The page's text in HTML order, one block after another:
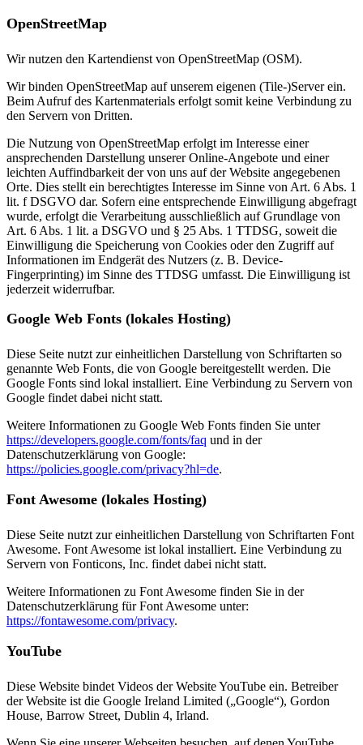
OpenStreetMap
Wir nutzen den Kartendienst von OpenStreetMap (OSM).
Wir binden OpenStreetMap auf unserem eigenen (Tile-)Server ein.
Beim Aufruf des Kartenmaterials erfolgt somit keine Verbindung zu
den Servern von Dritten.
Die Nutzung von OpenStreetMap erfolgt im Interesse einer
ansprechenden Darstellung unserer Online-Angebote und einer
leichten Auffindbarkeit der von uns auf der Website angegebenen
Orte. Dies stellt ein berechtigtes Interesse im Sinne von Art. 6 Abs. 1
lit. f DSGVO dar. Sofern eine entsprechende Einwilligung abgefragt
wurde, erfolgt die Verarbeitung ausschließlich auf Grundlage von
Art. 6 Abs. 1 lit. a DSGVO und § 25 Abs. 1 TTDSG, soweit die
Einwilligung die Speicherung von Cookies oder den Zugriff auf
Informationen im Endgerät des Nutzers (z. B. Device-
Fingerprinting) im Sinne des TTDSG umfasst. Die Einwilligung ist
jederzeit widerrufbar.
Google Web Fonts (lokales Hosting)
Diese Seite nutzt zur einheitlichen Darstellung von Schriftarten so
genannte Web Fonts, die von Google bereitgestellt werden. Die
Google Fonts sind lokal installiert. Eine Verbindung zu Servern von
Google findet dabei nicht statt.
Weitere Informationen zu Google Web Fonts finden Sie unter
https://developers.google.com/fonts/faq und in der
Datenschutzerklärung von Google:
https://policies.google.com/privacy?hl=de.
Font Awesome (lokales Hosting)
Diese Seite nutzt zur einheitlichen Darstellung von Schriftarten Font
Awesome. Font Awesome ist lokal installiert. Eine Verbindung zu
Servern von Fonticons, Inc. findet dabei nicht statt.
Weitere Informationen zu Font Awesome finden Sie in der
Datenschutzerklärung für Font Awesome unter:
https://fontawesome.com/privacy.
YouTube
Diese Website bindet Videos der Website YouTube ein. Betreiber
der Website ist die Google Ireland Limited („Google“), Gordon
House, Barrow Street, Dublin 4, Irland.